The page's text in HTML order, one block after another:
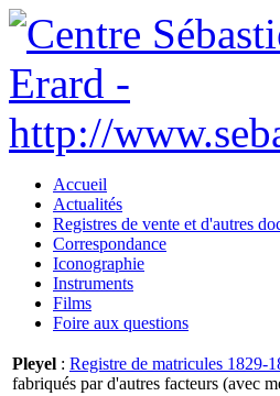
Accueil
Actualités
Registres de vente et d'autres
Correspondance
Iconographie
Instruments
Films
Foire aux questions
Pleyel : Registre de matricules 1829-
fabriqués par d'autres facteurs (avec